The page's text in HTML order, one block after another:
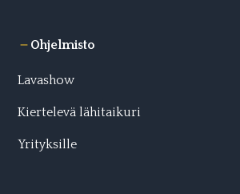
Ohjelmisto
Lavashow
Kiertelevä lähitaikuri
Yrityksille